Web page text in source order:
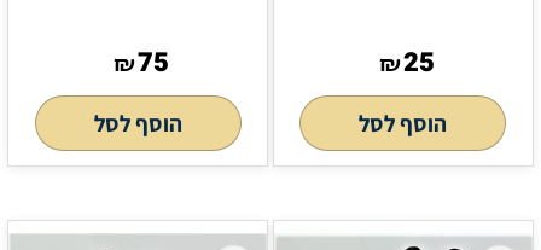
₪25
הוסף לסל
₪75
הוסף לסל